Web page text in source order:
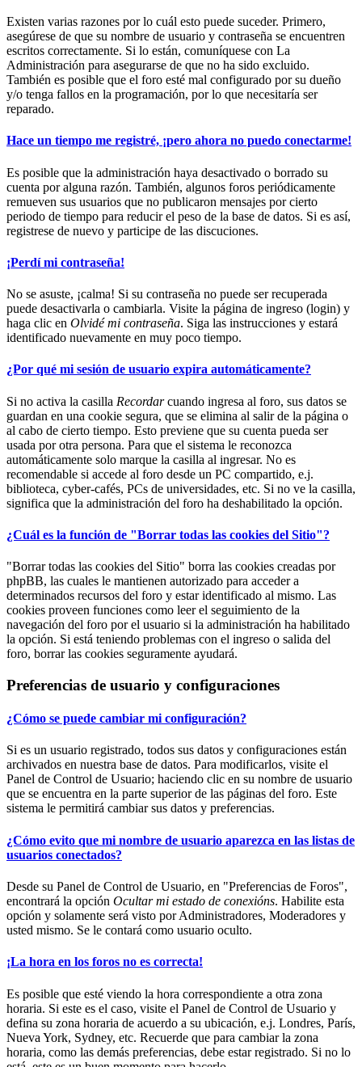
Existen varias razones por lo cuál esto puede suceder. Primero,
asegúrese de que su nombre de usuario y contraseña se encuentren
escritos correctamente. Si lo están, comuníquese con La
Administración para asegurarse de que no ha sido excluido.
También es posible que el foro esté mal configurado por su dueño
y/o tenga fallos en la programación, por lo que necesitaría ser
reparado.
Hace un tiempo me registré, ¡pero ahora no puedo conectarme!
Es posible que la administración haya desactivado o borrado su
cuenta por alguna razón. También, algunos foros periódicamente
remueven sus usuarios que no publicaron mensajes por cierto
periodo de tiempo para reducir el peso de la base de datos. Si es así,
registrese de nuevo y participe de las discuciones.
¡Perdí mi contraseña!
No se asuste, ¡calma! Si su contraseña no puede ser recuperada
puede desactivarla o cambiarla. Visite la página de ingreso (login) y
haga clic en Olvidé mi contraseña. Siga las instrucciones y estará
identificado nuevamente en muy poco tiempo.
¿Por qué mi sesión de usuario expira automáticamente?
Si no activa la casilla Recordarcuando ingresa al foro, sus datos se
guardan en una cookie segura, que se elimina al salir de la página o
al cabo de cierto tiempo. Esto previene que su cuenta pueda ser
usada por otra persona. Para que el sistema le reconozca
automáticamente solo marque la casilla al ingresar. No es
recomendable si accede al foro desde un PC compartido, e.j.
biblioteca, cyber-cafés, PCs de universidades, etc. Si no ve la casilla,
significa que la administración del foro ha deshabilitado la opción.
¿Cuál es la función de "Borrar todas las cookies del Sitio"?
"Borrar todas las cookies del Sitio" borra las cookies creadas por
phpBB, las cuales le mantienen autorizado para acceder a
determinados recursos del foro y estar identificado al mismo. Las
cookies proveen funciones como leer el seguimiento de la
navegación del foro por el usuario si la administración ha habilitado
la opción. Si está teniendo problemas con el ingreso o salida del
foro, borrar las cookies seguramente ayudará.
Preferencias de usuario y configuraciones
¿Cómo se puede cambiar mi configuración?
Si es un usuario registrado, todos sus datos y configuraciones están
archivados en nuestra base de datos. Para modificarlos, visite el
Panel de Control de Usuario; haciendo clic en su nombre de usuario
que se encuentra en la parte superior de las páginas del foro. Este
sistema le permitirá cambiar sus datos y preferencias.
¿Cómo evito que mi nombre de usuario aparezca en las listas de
usuarios conectados?
Desde su Panel de Control de Usuario, en "Preferencias de Foros",
encontrará la opción Ocultar mi estado de conexións. Habilite esta
opción y solamente será visto por Administradores, Moderadores y
usted mismo. Se le contará como usuario oculto.
¡La hora en los foros no es correcta!
Es posible que esté viendo la hora correspondiente a otra zona
horaria. Si este es el caso, visite el Panel de Control de Usuario y
defina su zona horaria de acuerdo a su ubicación, e.j. Londres, París,
Nueva York, Sydney, etc. Recuerde que para cambiar la zona
horaria, como las demás preferencias, debe estar registrado. Si no lo